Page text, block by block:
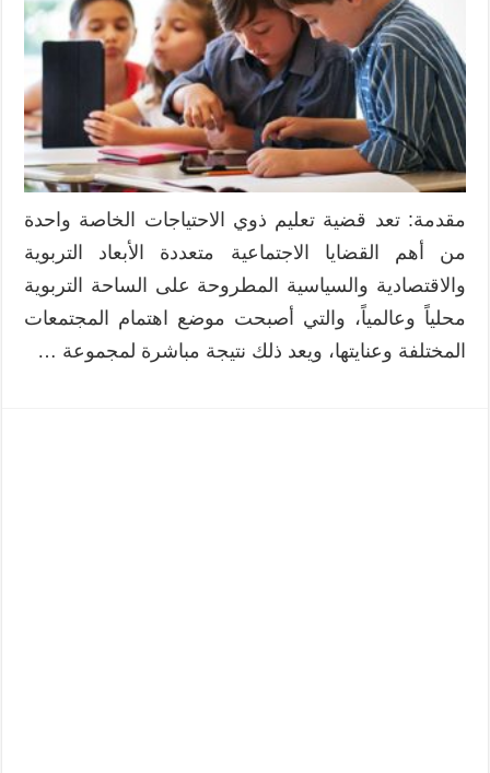
مقدمة: تعد قضية تعليم ذوي الاحتياجات الخاصة واحدة
من أهم القضايا الاجتماعية متعددة الأبعاد التربوية
والاقتصادية والسياسية المطروحة على الساحة التربوية
محلياً وعالمياً، والتي أصبحت موضع اهتمام المجتمعات
المختلفة وعنايتها، ويعد ذلك نتيجة مباشرة لمجموعة …